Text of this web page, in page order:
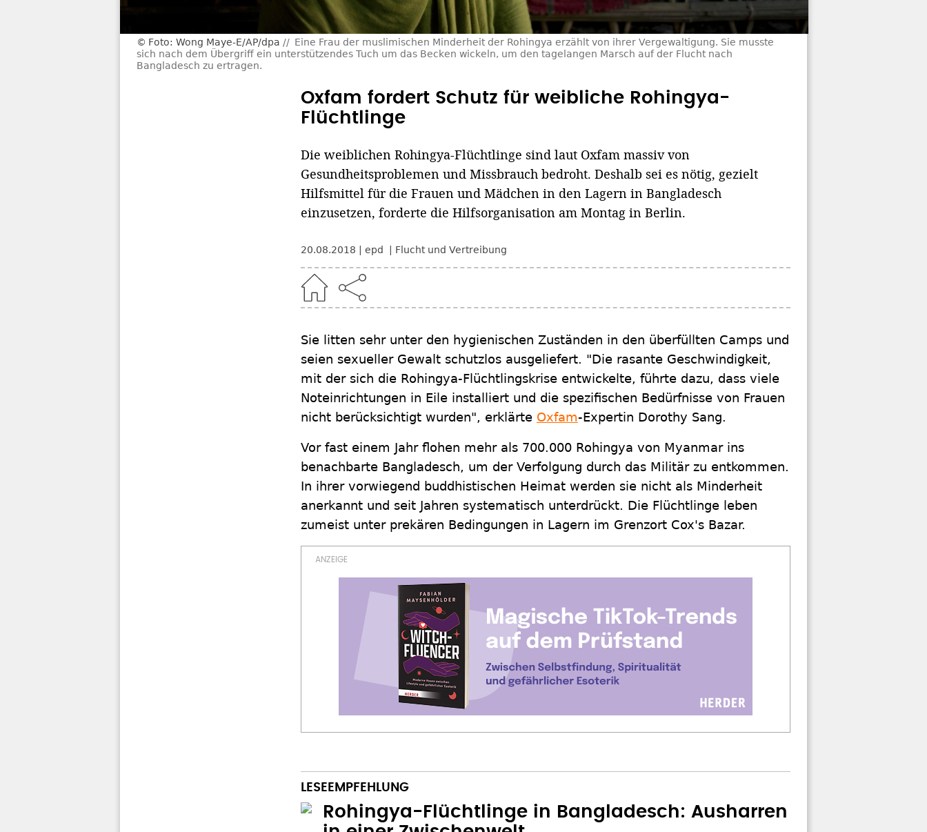
Foto: Wong Maye-E/AP/dpa
Eine Frau der muslimischen Minderheit der Rohingya erzählt von ihrer Vergewaltigung. Sie musste
sich nach dem Übergriff ein unterstützendes Tuch um das Becken wickeln, um den tagelangen Marsch auf der Flucht nach
Bangladesch zu ertragen.
Oxfam fordert Schutz für weibliche Rohingya-
Flüchtlinge
Die weiblichen Rohingya-Flüchtlinge sind laut Oxfam massiv von
Gesundheitsproblemen und Missbrauch bedroht. Deshalb sei es nötig, gezielt
Hilfsmittel für die Frauen und Mädchen in den Lagern in Bangladesch
einzusetzen, forderte die Hilfsorganisation am Montag in Berlin.
20.08.2018 epd Flucht und Vertreibung
Sie litten sehr unter den hygienischen Zuständen in den überfüllten Camps und
seien sexueller Gewalt schutzlos ausgeliefert. "Die rasante Geschwindigkeit,
mit der sich die Rohingya-Flüchtlingskrise entwickelte, führte dazu, dass viele
Noteinrichtungen in Eile installiert und die spezifischen Bedürfnisse von Frauen
nicht berücksichtigt wurden", erklärte Oxfam-Expertin Dorothy Sang.
Vor fast einem Jahr flohen mehr als 700.000 Rohingya von Myanmar ins
benachbarte Bangladesch, um der Verfolgung durch das Militär zu entkommen.
In ihrer vorwiegend buddhistischen Heimat werden sie nicht als Minderheit
anerkannt und seit Jahren systematisch unterdrückt. Die Flüchtlinge leben
zumeist unter prekären Bedingungen in Lagern im Grenzort Cox's Bazar.
Rohingya-Flüchtlinge in Bangladesch: Ausharren